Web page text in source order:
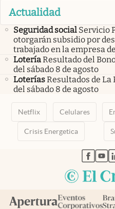
Actualidad
Seguridad social Servicio
otorgarán subsidio por
trabajado en la empresa
LoteríaResultado del
del sábado 8 de agosto
LoteríasResultados de
del sábado 8 de agosto
Netflix Celulares
Crisis Energetica
abre